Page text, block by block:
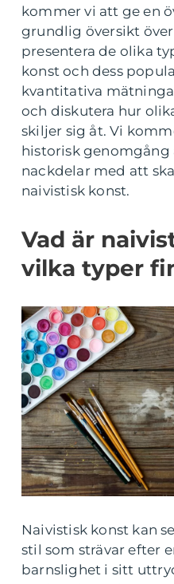
kommer vi att ge en
grundlig översikt
presentera de olika
konst och dess
kvantitativa
och diskutera hur
skiljer sig åt. Vi
historisk genomgång
nackdelar med att
naivistisk konst.
Vad är
vilka typer
Naivistisk konst kan
stil som strävar efter
barnslighet i sitt